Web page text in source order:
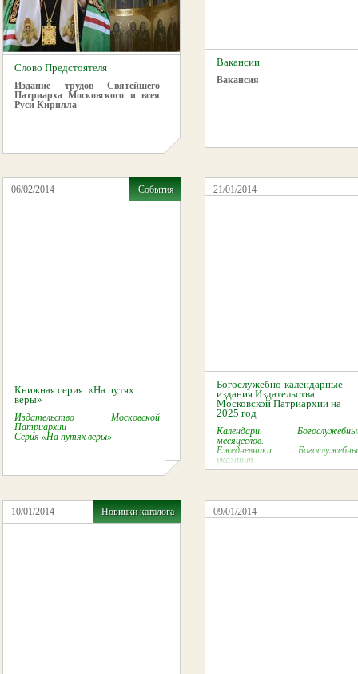
Слово Предстоятеля
Издание трудов
Святейшего
Патриарха Московского и всея
Руси Кирилла
Вакансии
Вакансия
06/02/2014 События
Книжная серия. «На путях
веры»
Издательство Московской
Патриархии
Серия «На путях веры»
21/01/2014
Богослужебно-календарные
издания Издательства
Московской Патриархии на
2025 год
Календари.
месяцеслов.
Ежедневники.
указания.
10/01/2014 Новинки каталога 09/01/2014